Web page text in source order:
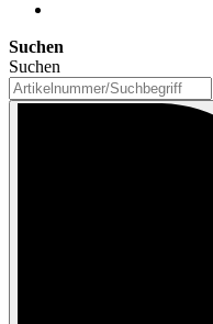
Suchen
Suchen